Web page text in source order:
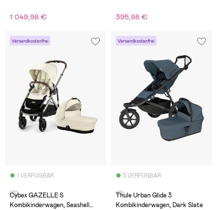
1 049,98 € 395,98 €
Versandkostenfrei
1 VERFÜGBAR
(0)
Cybex GAZELLE S
Kombikinderwagen, Seashell
Versandkostenfrei
3 VERFÜGBAR
(0)
Thule Urban Glide 3
Kombikinderwagen, Dark Slate